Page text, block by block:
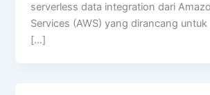
serverless data integration dari
Services (AWS) yang dirancang
[…]